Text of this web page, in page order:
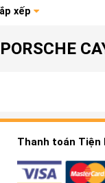
xếp
Thanh toán Tiện